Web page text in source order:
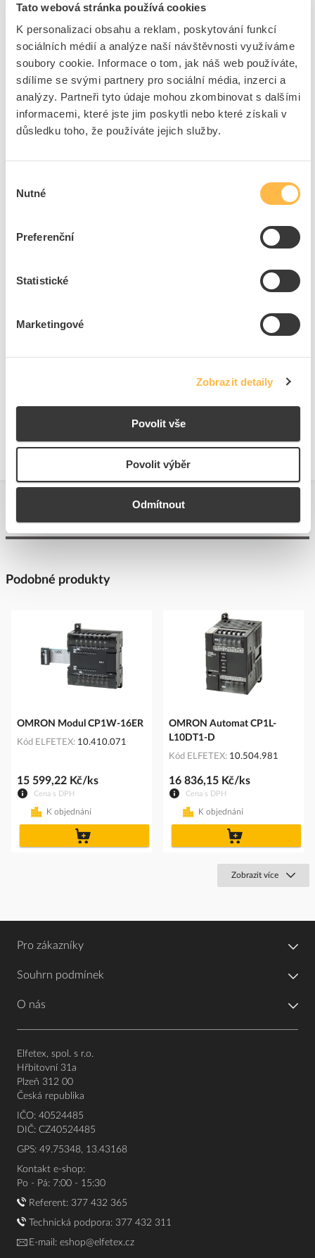
Tato webová stránka používá cookies
K personalizaci obsahu a reklam, poskytování funkcí
sociálních médií a analýze naší návštěvnosti využíváme
soubory cookie. Informace o tom, jak náš web používáte,
sdílíme se svými partnery pro sociální média, inzerci a
analýzy. Partneři tyto údaje mohou zkombinovat s dalšími
informacemi, které jste jim poskytli nebo které získali v
důsledku toho, že používáte jejich služby.
souhlasu
Nutné
Preferenční
Statistické
Marketingové
Zobrazit detaily
Povolit vše
Povolit výběr
Odmítnout
Vstupní signál,
Ano
Kategorie podle EN 954-1
B
SIL podle IEC 61508
Bez
Výkon.úroveň dle EN
Stupeň a
Kategorie nevýbušnosti -
Šířka
Podobné produkty
OMRON Modul CP1W-16ER
Kód ELFETEX 10.410.071
Cena s DPH
15 599,22 Kč/ks
K objednání
OMRON Automat CP1L-
L10DT1-D
Kód ELFETEX 10.504.981
Cena s DPH
16 836,15 Kč/ks
K objednání
Zobrazit více
Pro zákazníky
Souhrn podmínek
O nás
Elfetex, spol. s r.o.
Hřbitovní 31a
Plzeň 312 00
Česká republika
IČO: 40524485
DIČ: CZ40524485
GPS: 49.75348, 13.43168
Kontakt e-shop:
Po - Pá: 7:00 - 15:30
Referent: 377 432 365
Technická podpora: 377 432 311
E-mail: eshop@elfetex.cz